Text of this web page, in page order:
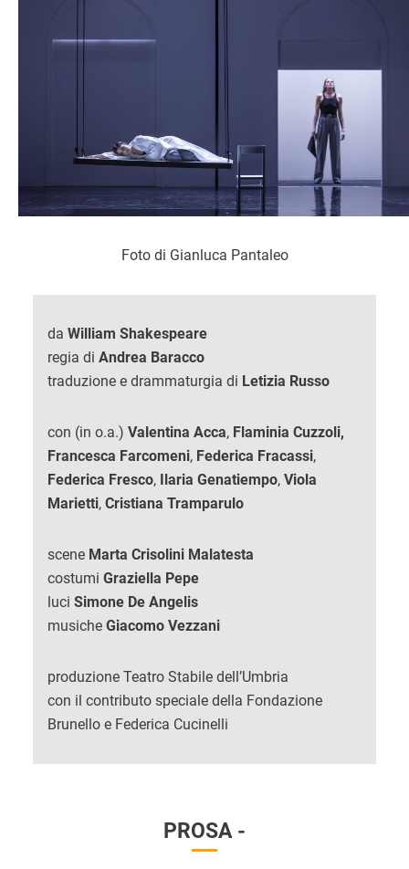
Foto di Gianluca Pantaleo
da William Shakespeare
regia di Andrea Baracco
traduzione e drammaturgia di Letizia Russo
con (in o.a.) Valentina Acca, Flaminia Cuzzoli,
Francesca Farcomeni, Federica Fracassi,
Federica Fresco, Ilaria Genatiempo, Viola
Marietti, Cristiana Tramparulo
scene Marta Crisolini Malatesta
costumi Graziella Pepe
luci Simone De Angelis
musiche Giacomo Vezzani
produzione Teatro Stabile dell’Umbria
con il contributo speciale della Fondazione
Brunello e Federica Cucinelli
PROSA -